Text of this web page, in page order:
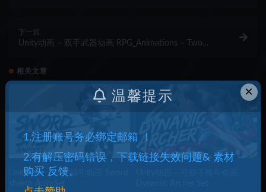
下一篇
Unity动画 – 双手武器动画 RPG_Animations – Two
相关文章
Unity动画 – 挥剑格斗动画 Sword
×
温馨提示
1.注册账号务必绑定邮箱 ！
2.有解压密码错误，下载链接失效问题& 素材
购买 反馈。